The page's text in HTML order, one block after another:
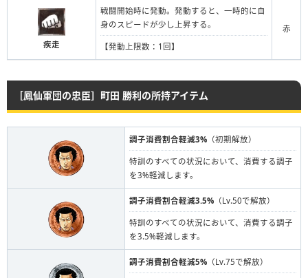
疾走
戦闘開始時に発動。発動すると、一時的に自
身のスピードが少し上昇する。
【発動上限数：1回】
赤
［鳳仙軍団の忠臣］町田 勝利の所持アイテム
調子消費割合軽減3% （初期解放）
特訓のすべての状況において、消費する調子
を3%軽減します。
調子消費割合軽減3.5% （Lv.50で解放）
特訓のすべての状況において、消費する調子
を3.5%軽減します。
調子消費割合軽減5% （Lv.75で解放）